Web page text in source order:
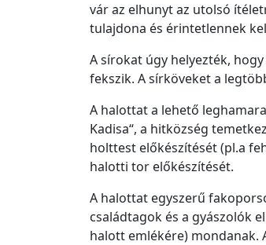
vár az elhunyt az utolsó
tulajdona és érintetlennek
A sírokat úgy helyezték,
fekszik. A sírköveket a
A halottat a lehető
Kadisa“, a hitközség
holttest előkészítését (pl.a
halotti tor előkészítését.
A halottat egyszerű
családtagok és a gyászolók
halott emlékére) mondanak.